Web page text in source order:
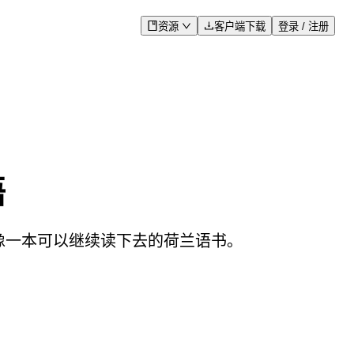
资源 客户端下载 登录 / 注册
本可以继续读下去的荷兰语书。